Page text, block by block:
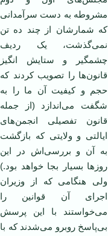
مشروطه به دست سرآمدانی
که شمارشان از چند ده تن
نمی‌گذشت، یک ردیف
چشمگیر و ستایش انگیز
قانون‌ها را تصویب کردند که
حجم و کیفیت آن ما را به
شگفت می‌اندازد (از جمله
قانون تفصیلی انجمن‌های
ایالتی و ولایتی که بازگشت
به آن و بررسی‌اش در این
روز‌ها بسیار بجا خواهد بود.)
ولی هنگامی ‌که از وزیران
اجرای آن قوانین را
می‌خواستند با این پرسش
بی‌پاسخ روبرو می‌شدند که با